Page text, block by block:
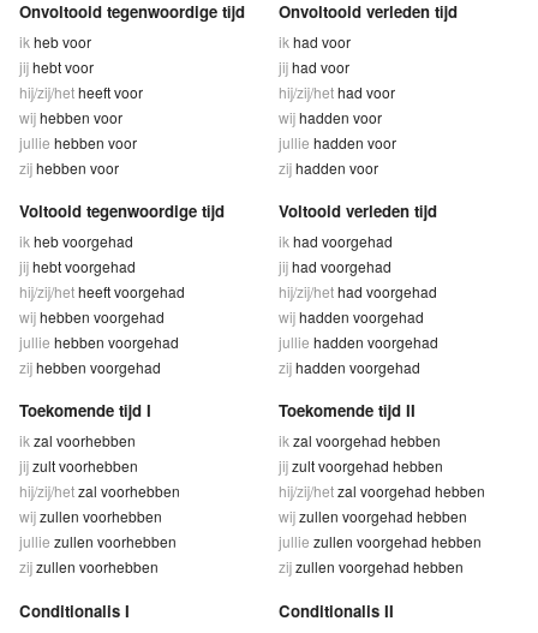
Onvoltooid tegenwoordige tijd
ik heb voor
jijhebt voor
hij/zij/hetheeft voor
wijhebben voor
jullie hebben voor
zijhebben voor
Onvoltooid verleden tijd
ik had voor
jijhad voor
hij/zij/hethad voor
wijhadden voor
jullie hadden voor
zijhadden voor
Voltooid tegenwoordige tijd
ik heb voorgehad
jijhebt voorgehad
hij/zij/hetheeft voorgehad
wijhebben voorgehad
jullie hebben voorgehad
zijhebben voorgehad
Voltooid verleden tijd
ik had voorgehad
jijhad voorgehad
hij/zij/hethad voorgehad
wijhadden voorgehad
jullie hadden voorgehad
zijhadden voorgehad
Toekomende tijd I
ik zal voorhebben
jijzult voorhebben
hij/zij/hetzal voorhebben
wijzullen voorhebben
jullie zullen voorhebben
zijzullen voorhebben
Toekomende tijd II
ik zal voorgehad hebben
jijzult voorgehad hebben
hij/zij/hetzal voorgehad hebben
wijzullen voorgehad hebben
jullie zullen voorgehad hebben
zijzullen voorgehad hebben
Conditionalis I Conditionalis II